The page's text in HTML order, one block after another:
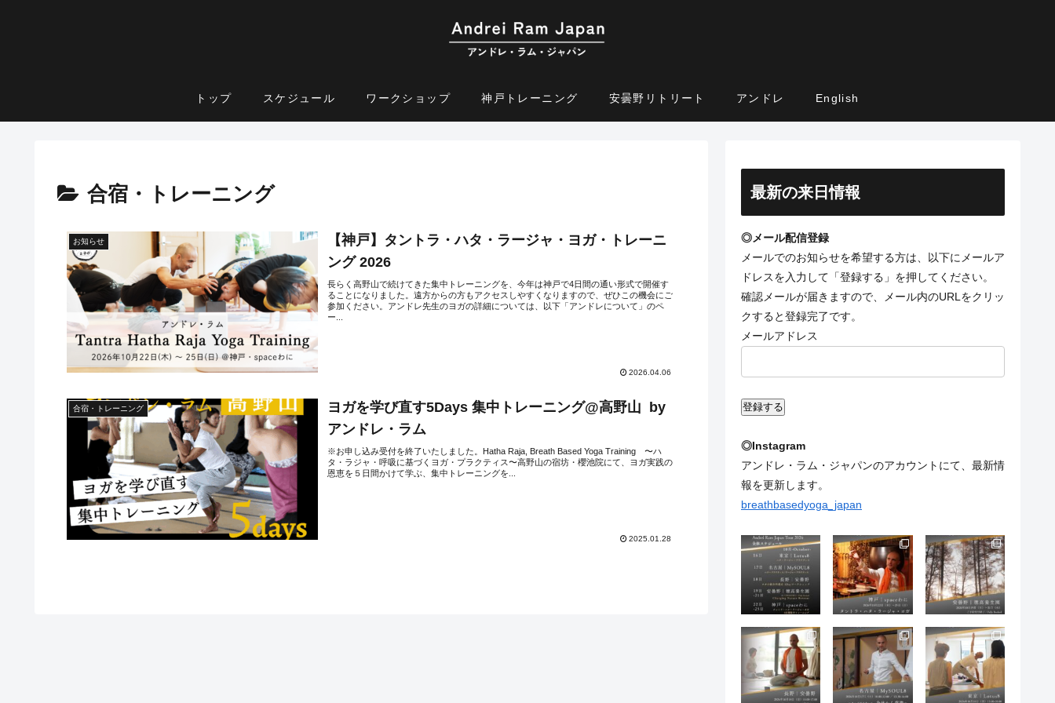
トップ スケジュール ワークショップ 神戸トレーニング 安曇野リトリート アンドレ English
合宿・トレーニング
お知らせ
【神戸】タントラ・ハタ・ラージャ・ヨガ・トレーニ
ング 2026
長らく高野山で続けてきた集中トレーニングを、今年は神戸で4日間の通い形式で開催す
ることになりました。遠方からの方もアクセスしやすくなりますので、ぜひこの機会にご
参加ください。アンドレ先生のヨガの詳細については、以下「アンドレについて」のペ
ー...
2026.04.06
合宿・トレーニング
ヨガを学び直す5Days 集中トレーニング@高野山 by
アンドレ・ラム
※お申し込み受付を終了いたしました。Hatha Raja, Breath Based Yoga Training 〜ハ
タ・ラジャ・呼吸に基づくヨガ・プラクティス〜高野山の宿坊・櫻池院にて、ヨガ実践の
恩恵を５日間かけて学ぶ、集中トレーニングを...
2025.01.28
最新の来日情報
◎メール配信登録
メールでのお知らせを希望する方は、以下にメールア
ドレスを入力して「登録する」を押してください。
確認メールが届きますので、メール内のURLをクリッ
クすると登録完了です。
メールアドレス
◎Instagram
アンドレ・ラム・ジャパンのアカウントにて、最新情
報を更新します。
breathbasedyoga_japan